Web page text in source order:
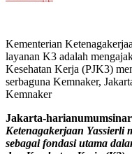
Kementerian
layanan K3 adalah
Kesehatan Kerja (PJK3)
serbaguna Kemnaker,
Kemnaker
Jakarta-
Ketenagakerjaan Yassierli
sebagai fondasi utama